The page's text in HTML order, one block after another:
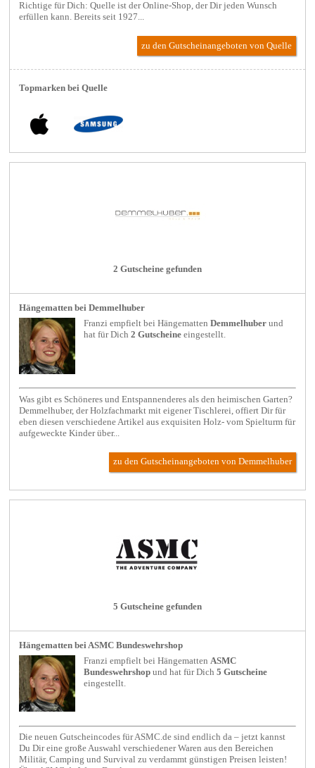
Richtige für Dich: Quelle ist der Online-Shop, der Dir jeden Wunsch
erfüllen kann. Bereits seit 1927...
zu den Gutscheinangeboten von Quelle
Topmarken bei Quelle
2 Gutscheine gefunden
Hängematten bei Demmelhuber
Franzi empfielt beiHängematten Demmelhuber und
hat für Dich2 Gutscheine eingestellt.
Was gibt es Schöneres und Entspannenderes als den heimischen Garten?
Demmelhuber, der Holzfachmarkt mit eigener Tischlerei, offiert Dir für
eben diesen verschiedene Artikel aus exquisiten Holz- vom Spielturm für
aufgeweckte Kinder über...
zu den Gutscheinangeboten von Demmelhuber
5 Gutscheine gefunden
Hängematten bei ASMC Bundeswehrshop
Franzi empfielt beiHängematten ASMC
Bundeswehrshop und hat für Dich5 Gutscheine
eingestellt.
Die neuen Gutscheincodes für ASMC.de sind endlich da – jetzt kannst
Du Dir eine große Auswahl verschiedener Waren aus den Bereichen
Militär, Camping und Survival zu verdammt günstigen Preisen leisten!